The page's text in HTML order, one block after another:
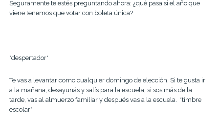
Seguramente te estés preguntando ahora: ¿qué pasa si el año que
viene tenemos que votar con boleta única?
*despertador*
Te vas a levantar como cualquier domingo de elección. Si te gusta ir
a la mañana, desayunás y salís para la escuela, si sos más de la
tarde, vas al almuerzo familiar y después vas a la escuela. *timbre
escolar*